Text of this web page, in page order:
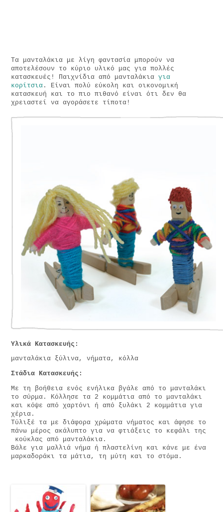
Τα μανταλάκια με λίγη φαντασία μπορούν να
αποτελέσουν το κύριο υλικό μας για πολλές
κατασκευές! Παιχνίδια από μανταλάκιαγια
κορίτσια . Είναι πολύ εύκολη και οικονομική
κατασκευή και το πιο πιθανό είναι ότι δεν θα
χρειαστεί να αγοράσετε τίποτα!
Υλικά Κατασκευής:
μανταλάκια ξύλινα, νήματα, κόλλα
Στάδια Κατασκευής:
Με τη βοήθεια ενός ενήλικα βγάλε από το μανταλάκι
το σύρμα. Κόλλησε τα 2 κομμάτια από το μανταλάκι
και κόψε από χαρτόνι ή από ξυλάκι 2 κομμάτια για
χέρια.
Τύλιξέ τα με διάφορα χρώματα νήματος και άφησε το
πάνω μέρος ακάλυπτο για να φτιάξεις το κεφάλι της
κούκλας από μανταλάκια.
Βάλε για μαλλιά νήμα ή πλαστελίνη και κάνε με ένα
μαρκαδοράκι τα μάτια, τη μύτη και το στόμα.